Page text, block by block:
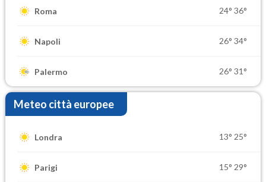
Roma 24° 36°
Napoli 26° 34°
Palermo 26° 31°
Meteo città europee
Londra 13° 25°
Parigi 15° 29°